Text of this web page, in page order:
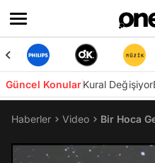
Güncel KonularKural Değişiyor
Haberler Video Bir Hoca